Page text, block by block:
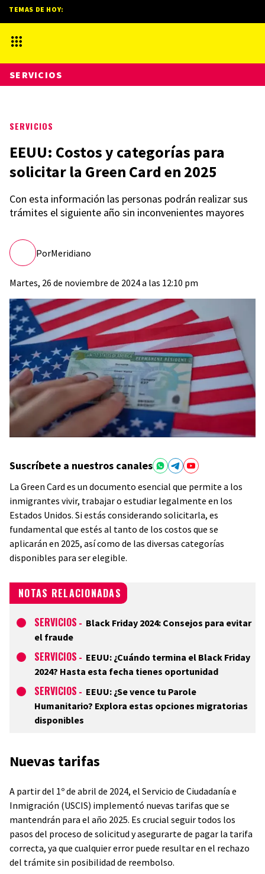
SERVICIOS
EEUU: Costos y categorías para
solicitar la Green Card en 2025
Con esta información las personas podrán realizar sus
trámites el siguiente año sin inconvenientes mayores
PorMeridiano
Martes, 26 de noviembre de 2024 a las 12:10 pm
Suscríbete a nuestros canales
La Green Card es un documento esencial que permite a los
inmigrantes vivir, trabajar o estudiar legalmente en los
Estados Unidos. Si estás considerando solicitarla, es
fundamental que estés al tanto de los costos que se
aplicarán en 2025, así como de las diversas categorías
disponibles para ser elegible.
NOTAS RELACIONADAS
SERVICIOS - Black Friday 2024: Consejos para evitar
el fraude
SERVICIOS - EEUU: ¿Cuándo termina el Black Friday
2024? Hasta esta fecha tienes oportunidad
SERVICIOS - EEUU: ¿Se vence tu Parole
Humanitario? Explora estas opciones migratorias
disponibles
Nuevas tarifas
A partir del 1º de abril de 2024, el Servicio de Ciudadanía e
Inmigración (USCIS) implementó nuevas tarifas que se
mantendrán para el año 2025. Es crucial seguir todos los
pasos del proceso de solicitud y asegurarte de pagar la tarifa
correcta, ya que cualquier error puede resultar en el rechazo
del trámite sin posibilidad de reembolso.
TEMAS DE HOY:
SERVICIOS